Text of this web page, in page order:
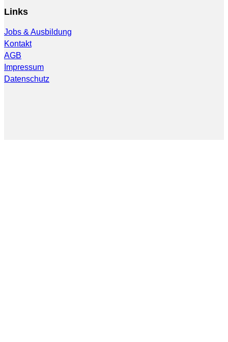
Links
Jobs & Ausbildung
Kontakt
AGB
Impressum
Datenschutz